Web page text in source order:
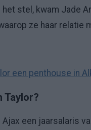
stel, kwam Jade
ze haar relatie
een penthouse in
Taylor?
een jaarsalaris